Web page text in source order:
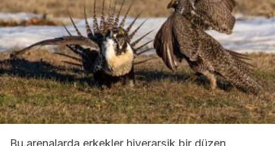
Bu arenalarda erkekler hiyerarşik bir düzen